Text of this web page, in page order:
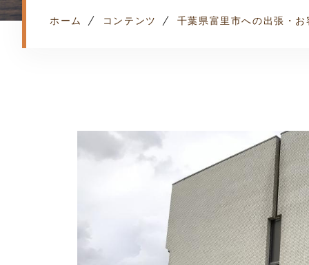
ホーム コンテンツ 千葉県富里市への出張・お